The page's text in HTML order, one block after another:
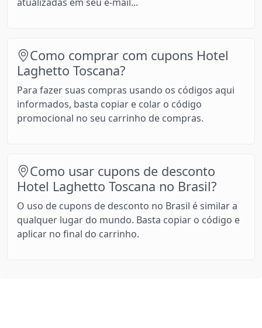
atualizadas em seu e-mail...
Como comprar com cupons Hotel
Laghetto Toscana?
Para fazer suas compras usando os códigos aqui
informados, basta copiar e colar o código
promocional no seu carrinho de compras.
Como usar cupons de desconto
Hotel Laghetto Toscana no Brasil?
O uso de cupons de desconto no Brasil é similar a
qualquer lugar do mundo. Basta copiar o código e
aplicar no final do carrinho.